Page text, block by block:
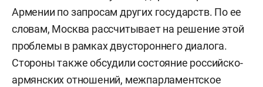
Армении по запросам других государств. По ее
словам, Москва рассчитывает на решение этой
проблемы в рамках двустороннего диалога.
Стороны также обсудили состояние российско-
армянских отношений, межпарламентское